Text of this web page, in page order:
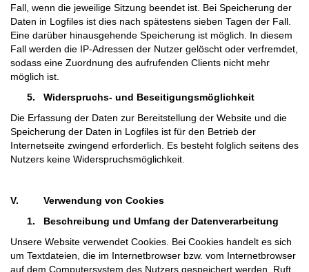
Fall, wenn die jeweilige Sitzung beendet ist. Bei Speicherung der
Daten in Logfiles ist dies nach spätestens sieben Tagen der Fall.
Eine darüber hinausgehende Speicherung ist möglich. In diesem
Fall werden die IP-Adressen der Nutzer gelöscht oder verfremdet,
sodass eine Zuordnung des aufrufenden Clients nicht mehr
möglich ist.
5. Widerspruchs- und Beseitigungsmöglichkeit
Die Erfassung der Daten zur Bereitstellung der Website und die
Speicherung der Daten in Logfiles ist für den Betrieb der
Internetseite zwingend erforderlich. Es besteht folglich seitens des
Nutzers keine Widerspruchsmöglichkeit.
V. Verwendung von Cookies
1. Beschreibung und Umfang der Datenverarbeitung
Unsere Website verwendet Cookies. Bei Cookies handelt es sich
um Textdateien, die im Internetbrowser bzw. vom Internetbrowser
auf dem Computersystem des Nutzers gespeichert werden. Ruft